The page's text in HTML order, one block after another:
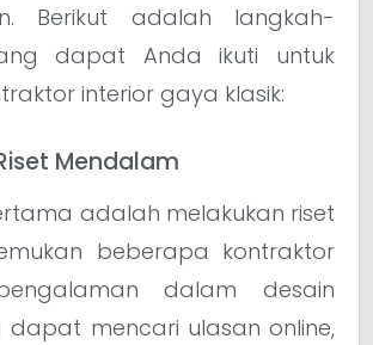
Berikut adalah langkah-
dapat Anda ikuti untuk
interior gaya klasik:
Mendalam
adalah melakukan riset
beberapa kontraktor
dalam desain
dapat mencari ulasan online,